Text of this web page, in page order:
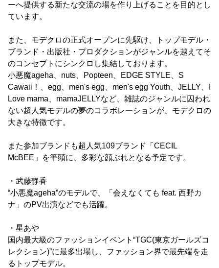
ーへ提供する新たな交流の場を作り上げることを目的とし
ています。
また、モデクロの正式オープンに先駆け、トップモデル・
ブランド・出版社・プロダクションがジャンルを越えてそ
のコンセプトにシンクロし集結しております。
小悪魔ageha、nuts、Popteen、EDGE STYLE、S
Cawaii！、egg、men's egg、men's egg Youth、JELLY、I
Love mama、mamaJELLYなど、雑誌のジャンルに囚われ
ない超人気モデルの夢のコラボレーションが、モデクロの
大きな特徴です。
また参加ブランドも超人気109ブランド「CECIL
McBEE」を筆頭に、多彩な顔ぶれとなる予定です。
・武藤静香
“小悪魔ageha”のモデルで、「会えなくても feat. 西野カ
ナ」のPV出演などでも活躍。
・星あや
国内最大級のファッションイベント“TGC(東京ガールズコ
レクション)”に最多出場し、ファッション界で最先端を走
るトップモデル。